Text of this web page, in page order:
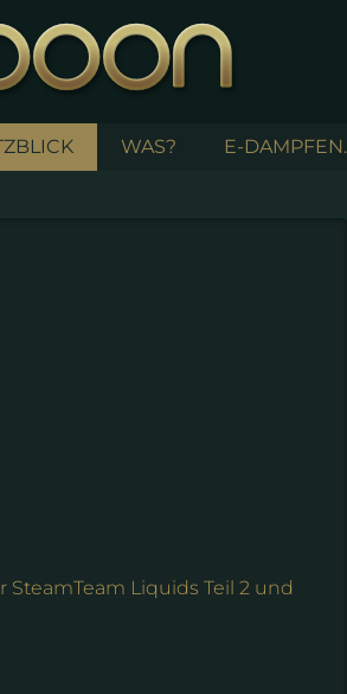
WAS? E-
Liquids Teil 2 und